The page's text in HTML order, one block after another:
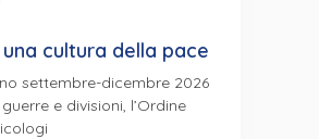
cultura della pace
settembre-dicembre 2026
e divisioni, l’Ordine